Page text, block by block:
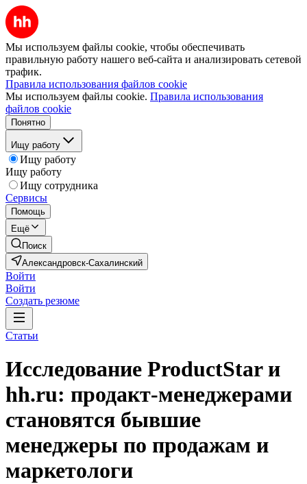
Мы используем файлы cookie, чтобы обеспечивать
правильную работу нашего веб-сайта и анализировать сетевой
трафик.
Правила использования файлов cookie
Мы используем файлы cookie. Правила использования
файлов cookie
Понятно
Ищу работу
Ищу работу
Ищу работу
Ищу сотрудника
Сервисы
Помощь
Ещё
Поиск
Александровск-Сахалинский
Войти
Войти
Создать резюме
Статьи
Исследование ProductStar и
hh.ru: продакт-менеджерами
становятся бывшие
менеджеры по продажам и
маркетологи